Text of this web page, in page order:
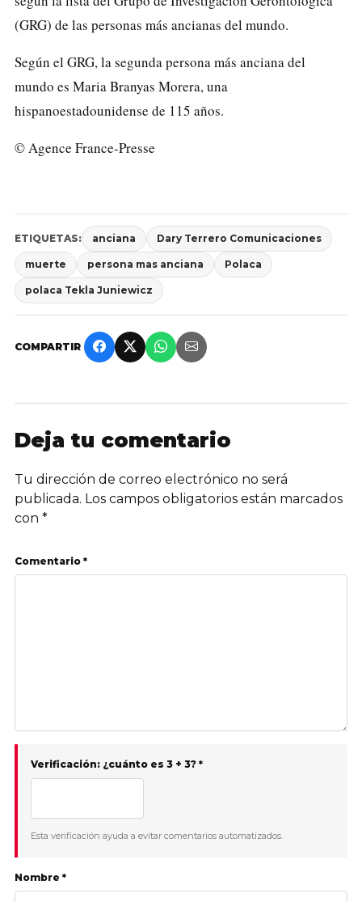
(GRG) de las personas más ancianas del mundo.
Según el GRG, la segunda persona más anciana del
mundo es Maria Branyas Morera, una
hispanoestadounidense de 115 años.
© Agence France-Presse
ETIQUETAS: anciana Dary Terrero Comunicaciones
muerte persona mas anciana Polaca
polaca Tekla Juniewicz
COMPARTIR
Deja tu comentario
Tu dirección de correo electrónico no será
publicada. Los campos obligatorios están marcados
con *
Comentario *
Verificación: ¿cuánto es 3 + 3? *
Esta verificación ayuda a evitar comentarios automatizados.
Nombre *